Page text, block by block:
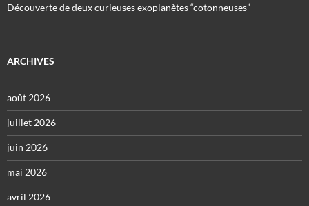
Découverte de deux curieuses exoplanètes “cotonneuses”
ARCHIVES
août 2026
juillet 2026
juin 2026
mai 2026
avril 2026